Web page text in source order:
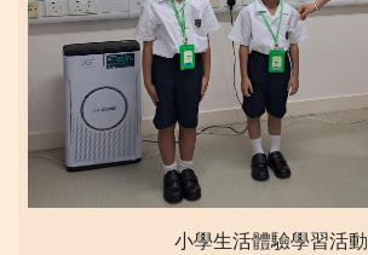
小學生活體驗學習活動